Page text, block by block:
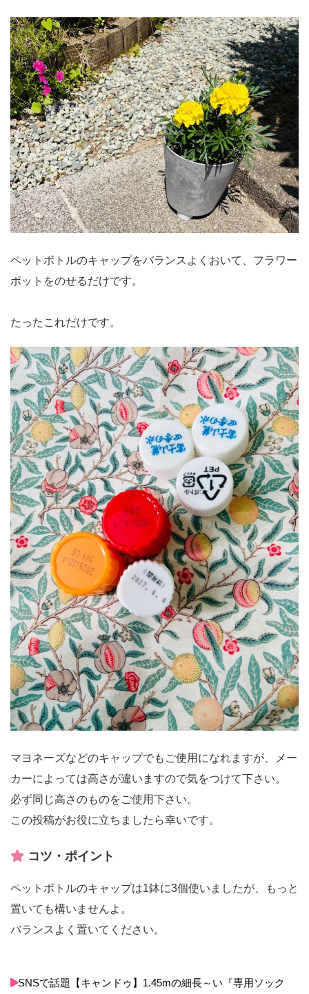
ペットボトルのキャップをバランスよくおいて、フラワー
ポットをのせるだけです。
たったこれだけです。
マヨネーズなどのキャップでもご使用になれますが、メー
カーによっては高さが違いますので気をつけて下さい。
必ず同じ高さのものをご使用下さい。
この投稿がお役に立ちましたら幸いです。
コツ・ポイント
ペットボトルのキャップは1鉢に3個使いましたが、もっと
置いても構いませんよ。
バランスよく置いてください。
SNSで話題【キャンドゥ】1.45mの細長～い『専用ソック